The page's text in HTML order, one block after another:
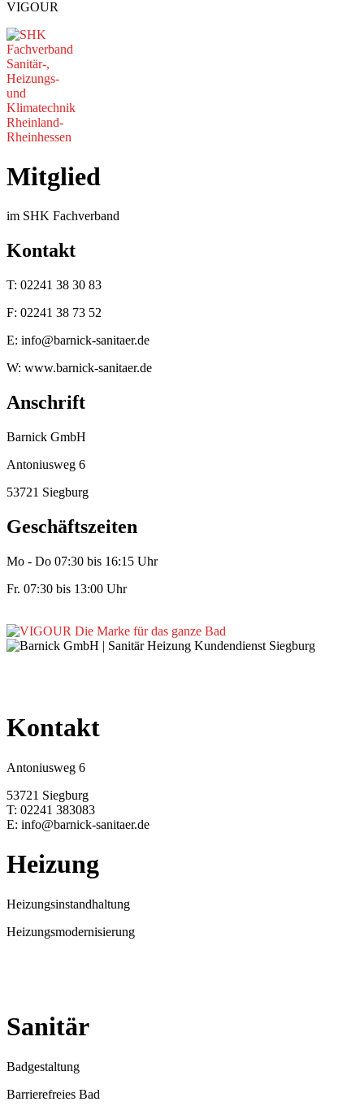
VIGOUR
Mitglied
im SHK Fachverband
Kontakt
T: 02241 38 30 83
F: 02241 38 73 52
E: info@barnick-sanitaer.de
W: www.barnick-sanitaer.de
Anschrift
Barnick GmbH
Antoniusweg 6
53721 Siegburg
Geschäftszeiten
Mo - Do 07:30 bis 16:15 Uhr
Fr. 07:30 bis 13:00 Uhr
Kontakt
Antoniusweg 6
53721 Siegburg
T: 02241 383083
E: info@barnick-sanitaer.de
Heizung
Heizungsinstandhaltung
Heizungsmodernisierung
Sanitär
Badgestaltung
Barrierefreies Bad